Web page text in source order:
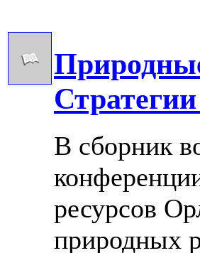
В сборник
ресурсов
природных